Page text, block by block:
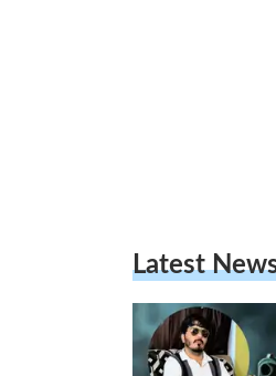
Latest